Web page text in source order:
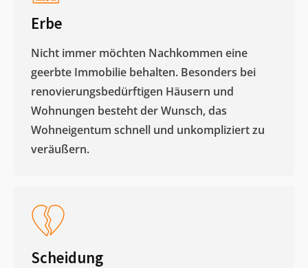
Erbe
Nicht immer möchten Nachkommen eine
geerbte Immobilie behalten. Besonders bei
renovierungsbedürftigen Häusern und
Wohnungen besteht der Wunsch, das
Wohneigentum schnell und unkompliziert zu
veräußern. ​
Scheidung